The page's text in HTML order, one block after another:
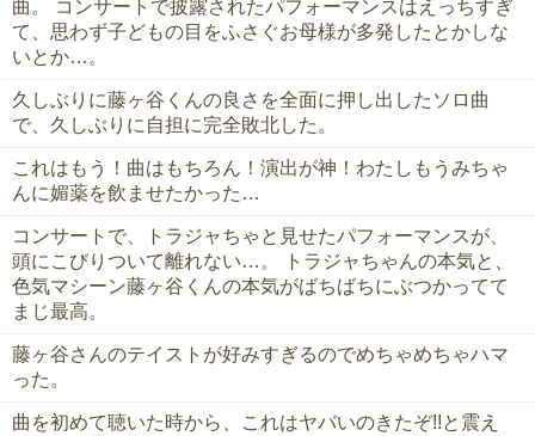
曲。 コンサートで披露されたパフォーマンスはえっちすぎ
て、思わず子どもの目をふさぐお母様が多発したとかしな
いとか…。
久しぶりに藤ヶ谷くんの良さを全面に押し出したソロ曲
で、久しぶりに自担に完全敗北した。
これはもう！曲はもちろん！演出が神！わたしもうみちゃ
んに媚薬を飲ませたかった…
コンサートで、トラジャちゃと見せたパフォーマンスが、
頭にこびりついて離れない…。 トラジャちゃんの本気と、
色気マシーン藤ヶ谷くんの本気がばちばちにぶつかってて
まじ最高。
藤ヶ谷さんのテイストが好みすぎるのでめちゃめちゃハマ
った。
曲を初めて聴いた時から、これはヤバいのきたぞ!!と震え